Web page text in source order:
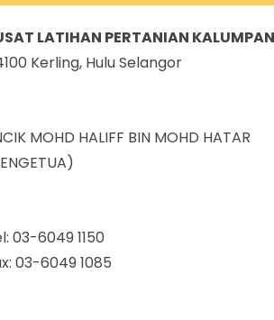
LATIHAN PERTANIAN
Kerling, Hulu Selangor
MOHD HALIFF BIN MOHD HATAR
03-6049 1150
03-6049 1085